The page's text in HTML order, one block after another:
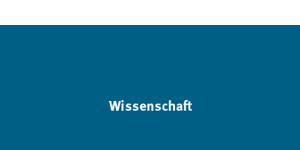
Wissenschaft